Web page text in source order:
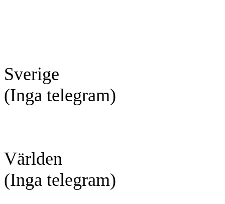
Sverige
(Inga telegram)
Världen
(Inga telegram)